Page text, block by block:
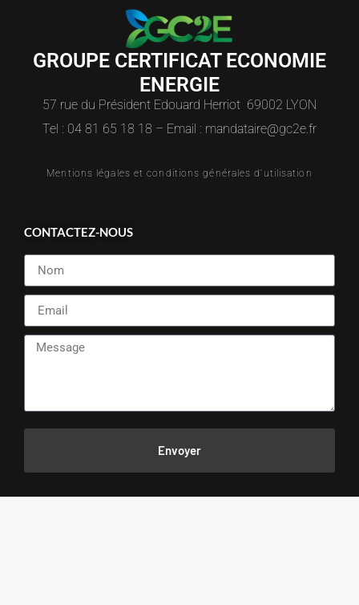
GROUPE CERTIFICAT ECONOMIE
ENERGIE
57 rue du Président Edouard Herriot 69002 LYON
Tel : 04 81 65 18 18 – Email : mandataire@gc2e.fr
Mentions légales et conditions générales d'utilisation
CONTACTEZ-NOUS
Envoyer